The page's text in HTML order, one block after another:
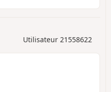
Utilisateur 21558622